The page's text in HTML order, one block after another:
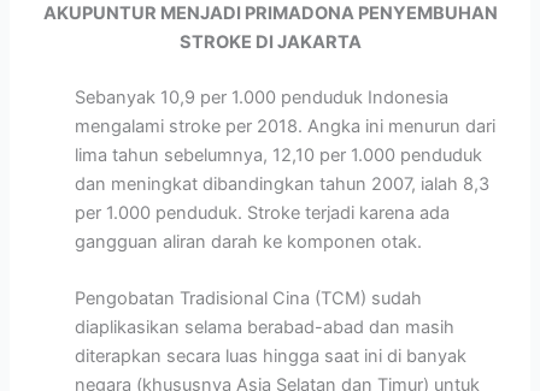
AKUPUNTUR MENJADI PRIMADONA PENYEMBUHAN
STROKE DI JAKARTA
Sebanyak 10,9 per 1.000 penduduk Indonesia
mengalami stroke per 2018. Angka ini menurun dari
lima tahun sebelumnya, 12,10 per 1.000 penduduk
dan meningkat dibandingkan tahun 2007, ialah 8,3
per 1.000 penduduk. Stroke terjadi karena ada
gangguan aliran darah ke komponen otak.
Pengobatan Tradisional Cina (TCM) sudah
diaplikasikan selama berabad-abad dan masih
diterapkan secara luas hingga saat ini di banyak
negara (khususnya Asia Selatan dan Timur) untuk